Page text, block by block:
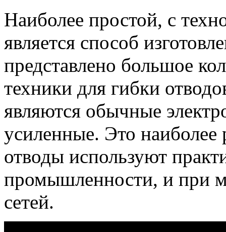
Наиболее простой, с
является способ
представлено большое
техники для гибки
являются обычные
усиленные. Это наиболее
отводы используют
промышленности, и при
сетей.